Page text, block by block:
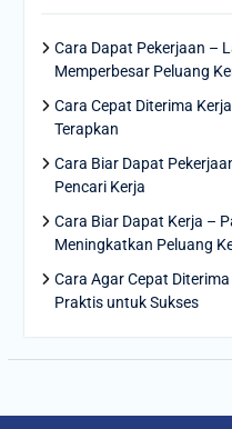
Cara Dapat Pekerjaan –
Memperbesar Peluang
Cara Cepat Diterima
Terapkan
Cara Biar Dapat
Pencari Kerja
Cara Biar Dapat Kerja –
Meningkatkan Peluang
Cara Agar Cepat
Praktis untuk Sukses